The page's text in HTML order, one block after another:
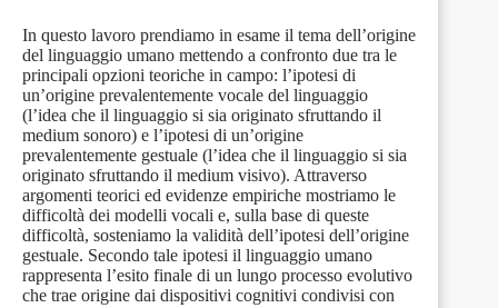
In questo lavoro prendiamo in esame il tema dell’origine
del linguaggio umano mettendo a confronto due tra le
principali opzioni teoriche in campo: l’ipotesi di
un’origine prevalentemente vocale del linguaggio
(l’idea che il linguaggio si sia originato sfruttando il
medium sonoro) e l’ipotesi di un’origine
prevalentemente gestuale (l’idea che il linguaggio si sia
originato sfruttando il medium visivo). Attraverso
argomenti teorici ed evidenze empiriche mostriamo le
difficoltà dei modelli vocali e, sulla base di queste
difficoltà, sosteniamo la validità dell’ipotesi dell’origine
gestuale. Secondo tale ipotesi il linguaggio umano
rappresenta l’esito finale di un lungo processo evolutivo
che trae origine dai dispositivi cognitivi condivisi con